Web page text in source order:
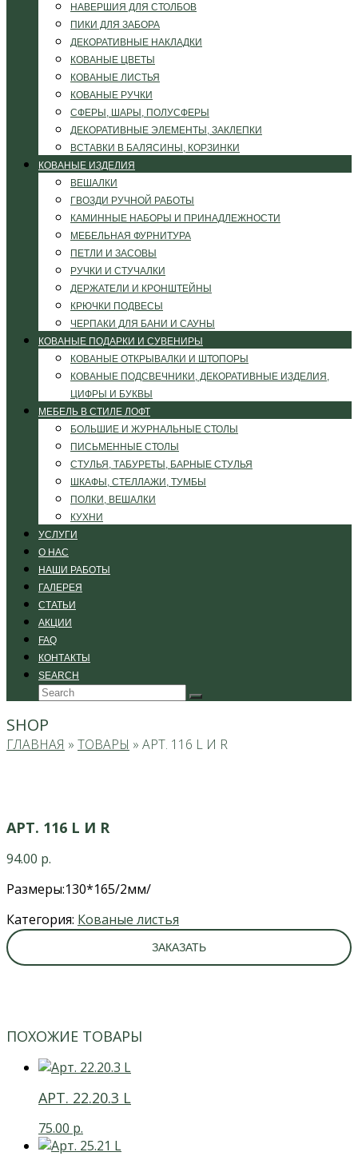
НАВЕРШИЯ ДЛЯ СТОЛБОВ
ПИКИ ДЛЯ ЗАБОРА
ДЕКОРАТИВНЫЕ НАКЛАДКИ
КОВАНЫЕ ЦВЕТЫ
КОВАНЫЕ ЛИСТЬЯ
КОВАНЫЕ РУЧКИ
СФЕРЫ, ШАРЫ, ПОЛУСФЕРЫ
ДЕКОРАТИВНЫЕ ЭЛЕМЕНТЫ, ЗАКЛЕПКИ
ВСТАВКИ В БАЛЯСИНЫ, КОРЗИНКИ
КОВАНЫЕ ИЗДЕЛИЯ
ВЕШАЛКИ
ГВОЗДИ РУЧНОЙ РАБОТЫ
КАМИННЫЕ НАБОРЫ И ПРИНАДЛЕЖНОСТИ
МЕБЕЛЬНАЯ ФУРНИТУРА
ПЕТЛИ И ЗАСОВЫ
РУЧКИ И СТУЧАЛКИ
ДЕРЖАТЕЛИ И КРОНШТЕЙНЫ
КРЮЧКИ ПОДВЕСЫ
ЧЕРПАКИ ДЛЯ БАНИ И САУНЫ
КОВАНЫЕ ПОДАРКИ И СУВЕНИРЫ
КОВАНЫЕ ОТКРЫВАЛКИ И ШТОПОРЫ
КОВАНЫЕ ПОДСВЕЧНИКИ, ДЕКОРАТИВНЫЕ ИЗДЕЛИЯ,
ЦИФРЫ И БУКВЫ
МЕБЕЛЬ В СТИЛЕ ЛОФТ
БОЛЬШИЕ И ЖУРНАЛЬНЫЕ СТОЛЫ
ПИСЬМЕННЫЕ СТОЛЫ
СТУЛЬЯ, ТАБУРЕТЫ, БАРНЫЕ СТУЛЬЯ
ШКАФЫ, СТЕЛЛАЖИ, ТУМБЫ
ПОЛКИ, ВЕШАЛКИ
КУХНИ
УСЛУГИ
О НАС
НАШИ РАБОТЫ
ГАЛЕРЕЯ
СТАТЬИ
АКЦИИ
FAQ
КОНТАКТЫ
SEARCH
Search
Submit
SHOP
ГЛАВНАЯ » ТОВАРЫ » АРТ. 116 L И R
АРТ. 116 L И R
94.00 р.
Размеры:130*165/2мм/
Категория: Кованые листья
ЗАКАЗАТЬ
ПОХОЖИЕ ТОВАРЫ
АРТ. 22.20.3 L
75.00 р.